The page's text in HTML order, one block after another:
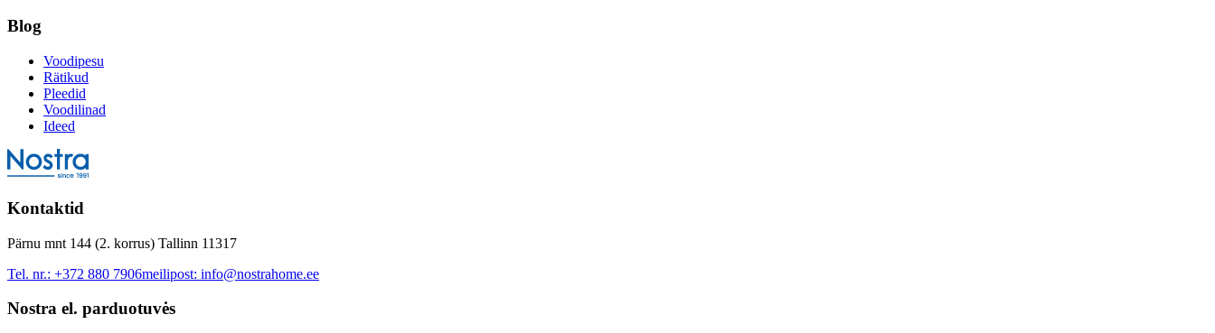
Blog
Voodipesu
Rätikud
Pleedid
Voodilinad
Ideed
Kontaktid
Pärnu mnt 144 (2. korrus) Tallinn 11317
Tel. nr.: +372 880 7906meilipost: info@nostrahome.ee
Nostra el. parduotuvės